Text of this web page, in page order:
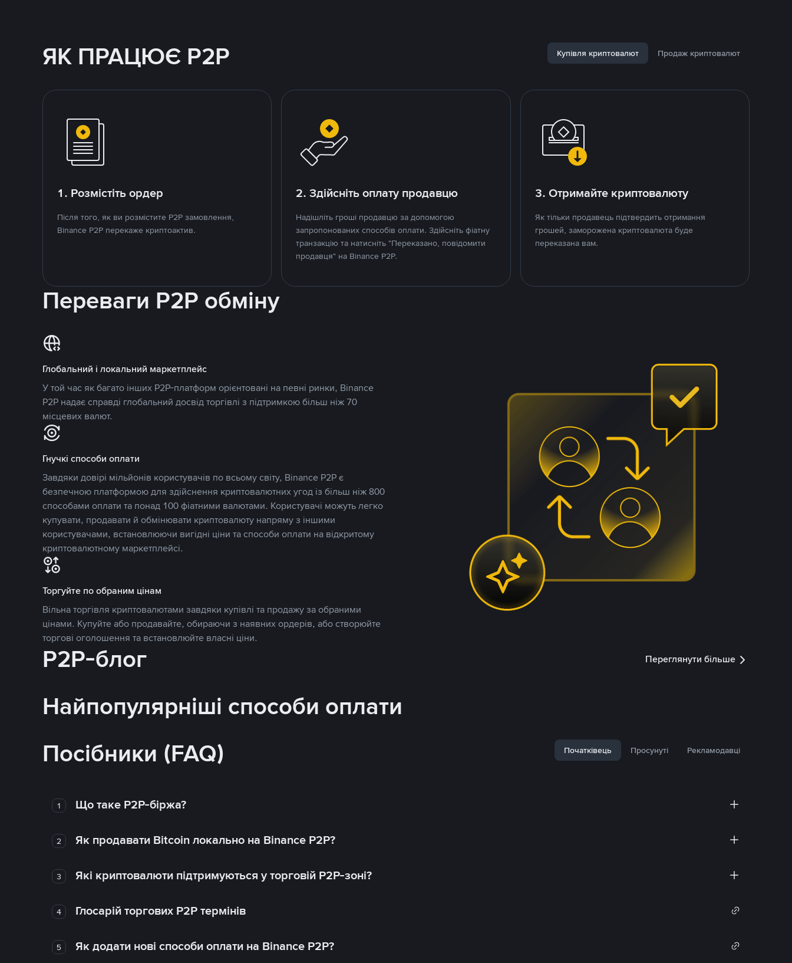
ЯК ПРАЦЮЄ P2P Купівля криптовалют Продаж криптовалют
1. Розмістіть ордер
Після того, як ви розмістите P2P замовлення,
Binance P2P перекаже криптоактив.
2. Здійсніть оплату продавцю
Надішліть гроші продавцю за допомогою
запропонованих способів оплати. Здійсніть фіатну
транзакцію та натисніть "Переказано, повідомити
продавця" на Binance P2P.
3. Отримайте криптовалюту
Як тільки продавець підтвердить отримання
грошей, заморожена криптовалюта буде
переказана вам.
Переваги P2P обміну
Глобальний і локальний маркетплейс
У той час як багато інших P2P-платформ орієнтовані на певні ринки, Binance
P2P надає справді глобальний досвід торгівлі з підтримкою більш ніж 70
місцевих валют.
Гнучкі способи оплати
Завдяки довірі мільйонів користувачів по всьому світу, Binance P2P є
безпечною платформою для здійснення криптовалютних угод із більш ніж 800
способами оплати та понад 100 фіатними валютами. Користувачі можуть легко
купувати, продавати й обмінювати криптовалюту напряму з іншими
користувачами, встановлюючи вигідні ціни та способи оплати на відкритому
криптовалютному маркетплейсі.
Торгуйте по обраним цінам
Вільна торгівля криптовалютами завдяки купівлі та продажу за обраними
цінами. Купуйте або продавайте, обираючи з наявних ордерів, або створюйте
торгові оголошення та встановлюйте власні ціни.
P2P-блог Переглянути більше
Найпопулярніші способи оплати
Посібники (FAQ)
Початківець Просунуті Рекламодавці
1 Що таке P2P-біржа?
2 Як продавати Bitcoin локально на Binance P2P?
3 Які криптовалюти підтримуються у торговій P2P-зоні?
4 Глосарій торгових P2P термінів
5 Як додати нові способи оплати на Binance P2P?